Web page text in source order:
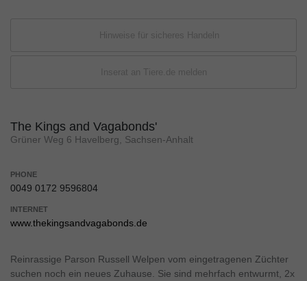
Hinweise für sicheres Handeln
Inserat an Tiere.de melden
The Kings and Vagabonds'
Grüner Weg 6 Havelberg, Sachsen-Anhalt
PHONE
0049 0172 9596804
INTERNET
www.thekingsandvagabonds.de
Reinrassige Parson Russell Welpen vom eingetragenen Züchter
suchen noch ein neues Zuhause. Sie sind mehrfach entwurmt, 2x